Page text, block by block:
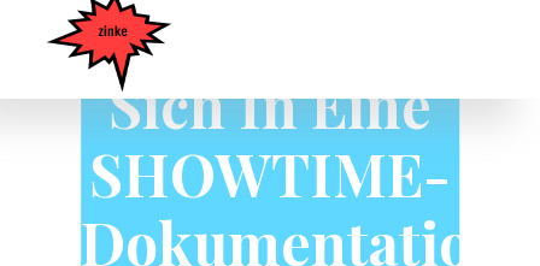
Verwandelt
Sich In Eine
SHOWTIME-
Dokumentation,